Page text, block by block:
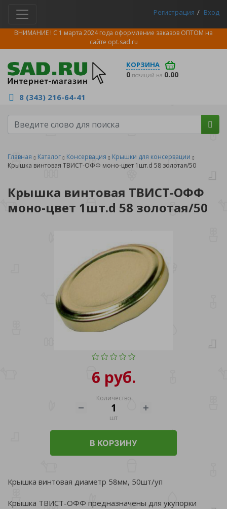
Регистрация Вход
ВНИМАНИЕ ! С 1 марта 2024 года оформление заказов ОПТОМ на
сайте opt.sad.ru
КОРЗИНА
0 позиций на 0.00
8 (343) 216-64-41
Главная Каталог Консервация
Крышки для консервации
Крышка винтовая ТВИСТ-ОФФ моно-цвет 1шт.d 58 золотая/50
Крышка винтовая ТВИСТ-ОФФ
моно-цвет 1шт.d 58 золотая/50
6 руб.
Количество
шт
В КОРЗИНУ
Крышка винтовая диаметр 58мм, 50шт/уп
Крышка ТВИСТ-ОФФ предназначены для укупорки